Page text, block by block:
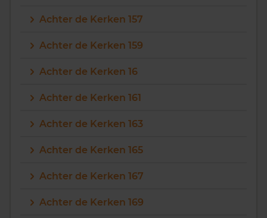
Achter de Kerken 157
Achter de Kerken 159
Achter de Kerken 16
Achter de Kerken 161
Achter de Kerken 163
Achter de Kerken 165
Achter de Kerken 167
Achter de Kerken 169